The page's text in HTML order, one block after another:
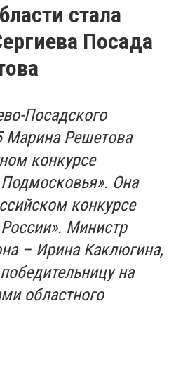
стала
Посада
Посадского
Марина Решетова
конкурсе
Подмосковья». Она
конкурсе
Министр
– Ирина Каклюгина,
на
областного